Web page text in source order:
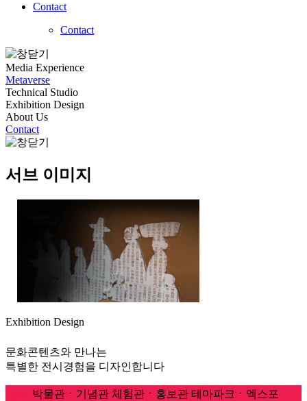
Contact
Contact
Media Experience
Metaverse
Technical Studio
Exhibition Design
About Us
Contact
서브 이미지
Exhibition Design
문화콘텐츠와 만나는
특별한 전시경험을 디자인합니다
박물관ㆍ기념관 체험관ㆍ홍보관 테마파크ㆍ엑스포